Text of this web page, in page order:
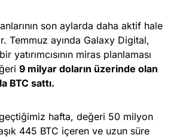
son aylarda daha aktif hale
Temmuz ayında Galaxy Digital,
yatırımcısının miras planlaması
9 milyar doların üzerinde olan
BTC sattı.
hafta, değeri 50 milyon
445 BTC içeren ve uzun süre